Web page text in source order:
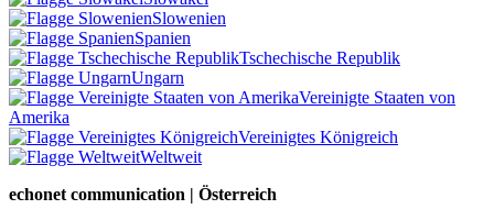
Slowenien
Spanien
Tschechische Republik
Ungarn
Vereinigte Staaten von
Amerika
Vereinigtes Königreich
Weltweit
echonet communication | Österreich